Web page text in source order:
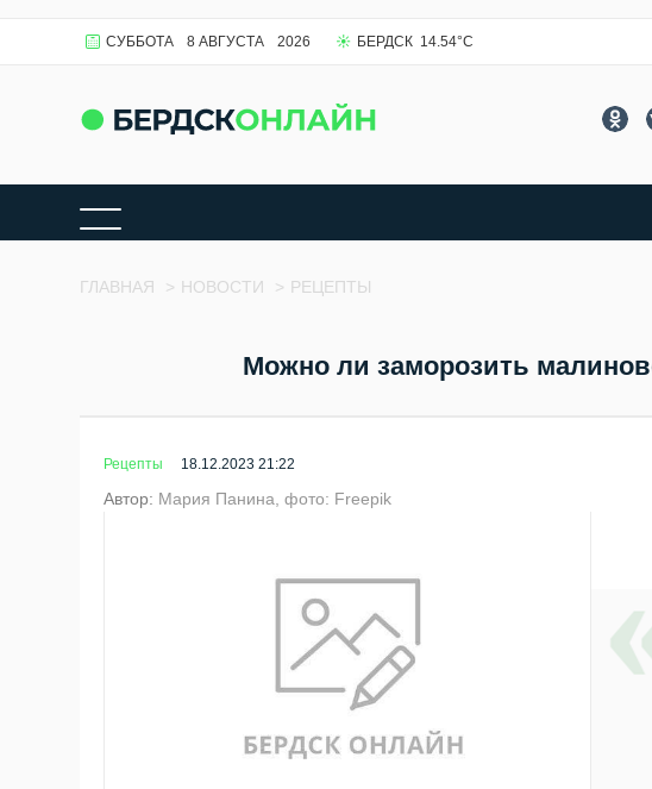
СУББОТА 8 АВГУСТА 2026 БЕРДСК 14.54°C
ГЛАВНАЯ > НОВОСТИ > РЕЦЕПТЫ
Можно ли заморозить
Рецепты 18.12.2023 21:22
Автор: Мария Панина, фото: Freepik